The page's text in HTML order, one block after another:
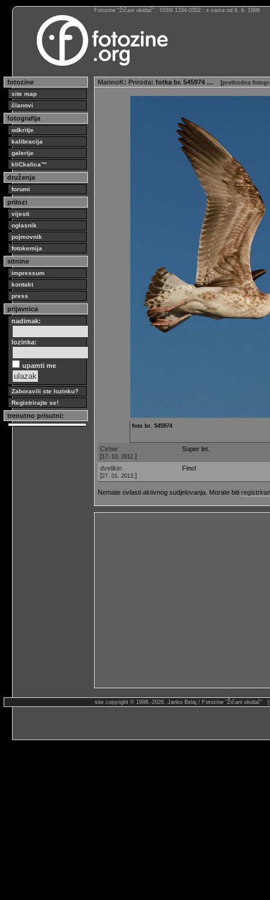
Fotozine “Žičani okidač” : ISSN 1334-0352 : s vama od 6. 6. 1998
fotozine
site map
članovi
fotografija
odkritje
kalibracija
galerije
kliCkalica™
druženja
forumi
prilozi
vijesti
oglasnik
pojmovnik
fotokemija
sitnine
impressum
kontakt
press
prijavnica
nadimak:
lozinka:
upamti me
Zaboravili ste lozinku?
Registrirajte se!
trenutno prisutni:
MarinoK: Priroda: fotka br. 545974 … [prethodna
foto br. 545974
Cirher
[17. 10. 2012. ]
Super let.
dvelikin
[27. 01. 2013. ]
Fino!
Nemate ovlasti aktivnog sudjelovanja. Morate biti
site copyright © 1998.-2026. Janko Belaj / Fotozine "Žičani okidač"